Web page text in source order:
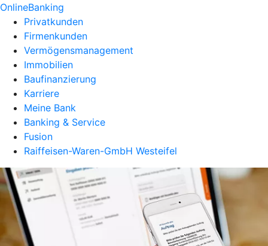
OnlineBanking
Privatkunden
Firmenkunden
Vermögensmanagement
Immobilien
Baufinanzierung
Karriere
Meine Bank
Banking & Service
Fusion
Raiffeisen-Waren-GmbH Westeifel